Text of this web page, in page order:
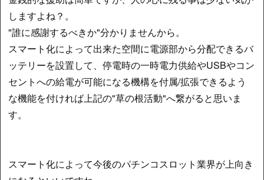
しますよね？。
"誰に感謝するべきか"分かりませんから。
スマート化によって出来た空間に電源部から分配できるバ
ッテリーを設置して、停電時の一時電力供給やUSBやコン
セントへの給電が可能になる機構を付属/拡張できるよう
な機能を付ければ上記の"草の根活動"へ繋がると思いま
す。
スマート化によって今後のパチンコスロット業界が上向き